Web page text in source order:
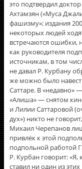
это подтвердил
Ахтамзян («Муса
фашизму»; издания
некоторых людей
встречаются ошибки,
как руководителя
источникам, в том
не давал Р. Курбану
же можно было
Саттаре. В «недавно»
«Алиша» — снятом
и Лилии Саттаровой
дух») никто не
Михаил Черепанов
привлёк к этой
подпольной работой
Р. Курбан говорит:
ставил ни один из